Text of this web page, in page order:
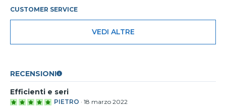
CUSTOMER SERVICE
VEDI ALTRE
RECENSIONI
Efficienti e seri
PIETRO · 18 marzo 2022